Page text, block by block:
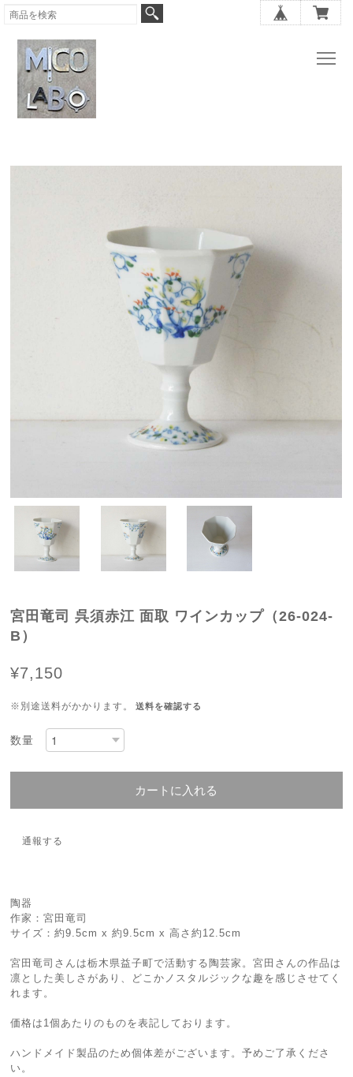
宮田竜司 呉須赤江 面取 ワインカップ（26-024-
B）
¥7,150
※別途送料がかかります。 送料を確認する
数量
カートに入れる
通報する
陶器
作家：宮田竜司
サイズ：約9.5cm x 約9.5cm x 高さ約12.5cm
宮田竜司さんは栃木県益子町で活動する陶芸家。宮田さんの作品は
凛とした美しさがあり、どこかノスタルジックな趣を感じさせてく
れます。
価格は1個あたりのものを表記しております。
ハンドメイド製品のため個体差がございます。予めご了承くださ
い。